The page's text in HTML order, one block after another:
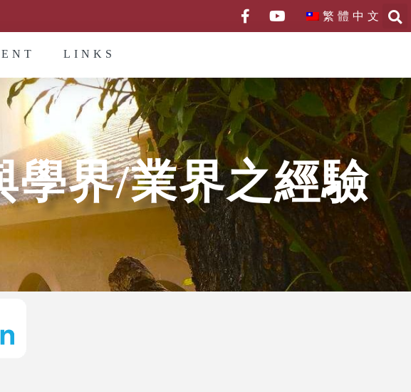
繁體中文
LINKS
學界/業界之經驗